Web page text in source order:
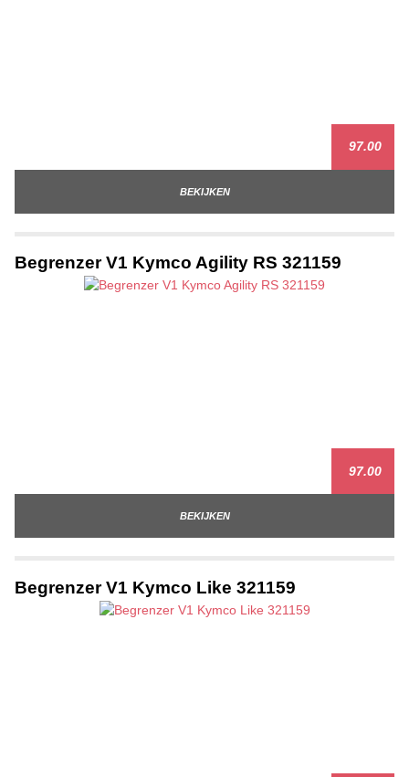
97.00
BEKIJKEN
Begrenzer V1 Kymco Agility RS 321159
97.00
BEKIJKEN
Begrenzer V1 Kymco Like 321159